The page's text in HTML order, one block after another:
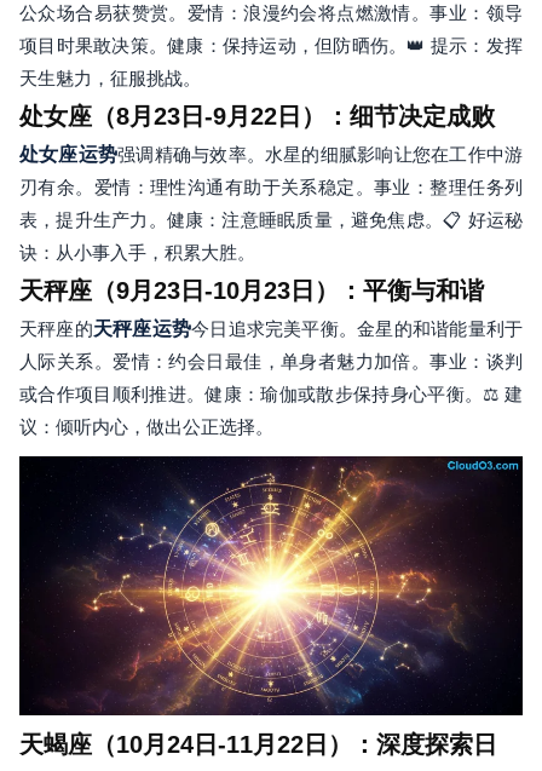
公众场合易获赞赏。爱情：浪漫约会将点燃激情。事业：领导
项目时果敢决策。健康：保持运动，但防晒伤。👑 提示：发挥
天生魅力，征服挑战。
处女座（8月23日-9月22日）：细节决定成败
处女座运势强调精确与效率。水星的细腻影响让您在工作中游
刃有余。爱情：理性沟通有助于关系稳定。事业：整理任务列
表，提升生产力。健康：注意睡眠质量，避免焦虑。📋 好运秘
诀：从小事入手，积累大胜。
天秤座（9月23日-10月23日）：平衡与和谐
天秤座的天秤座运势今日追求完美平衡。金星的和谐能量利于
人际关系。爱情：约会日最佳，单身者魅力加倍。事业：谈判
或合作项目顺利推进。健康：瑜伽或散步保持身心平衡。⚖️ 建
议：倾听内心，做出公正选择。
天蝎座（10月24日-11月22日）：深度探索日